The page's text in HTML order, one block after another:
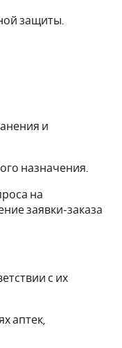
защиты.
и
назначения.
на
заявки-заказа
с их
аптек,